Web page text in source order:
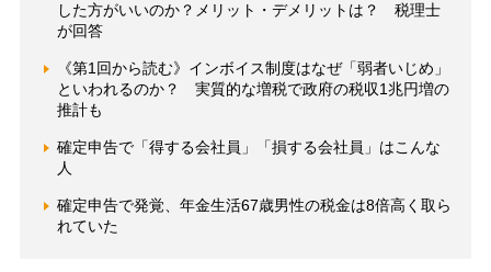
した方がいいのか？メリット・デメリットは？ 税理士
が回答
《第1回から読む》インボイス制度はなぜ「弱者いじめ」
といわれるのか？ 実質的な増税で政府の税収1兆円増の
推計も
確定申告で「得する会社員」「損する会社員」はこんな
人
確定申告で発覚、年金生活67歳男性の税金は8倍高く取ら
れていた